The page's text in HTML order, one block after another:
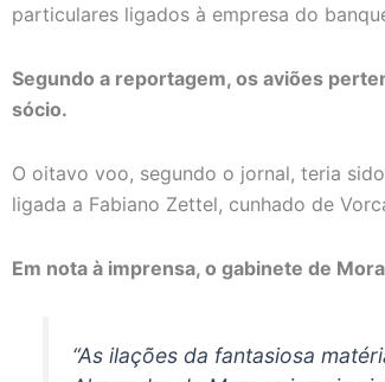
particulares ligados à empresa do
Segundo a reportagem, os aviões
sócio.
O oitavo voo, segundo o jornal, teria
ligada a Fabiano Zettel, cunhado de
Em nota à imprensa, o gabinete de
“As ilações da fantasiosa